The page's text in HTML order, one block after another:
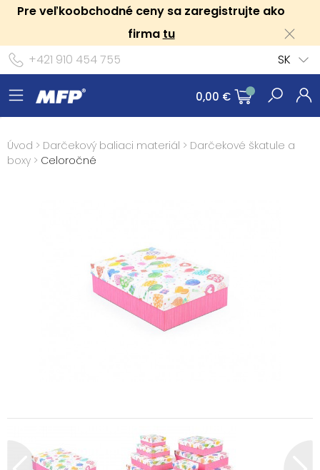
Pre veľkoobchodné ceny sa zaregistrujte ako
firma tu
+421 910 454 755
SK
0,00 €
Úvod > Darčekový baliaci materiál > Darčekové škatule a
boxy > Celoročné